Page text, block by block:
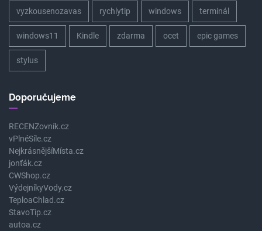
vyzkousenozavas rychlytip windows terminál
windows11 Kindle zdarma ocet epic games
stylus
Doporučujeme
RECENZovník.cz
vPlnéSíle.cz
NejkrásnějšíMísta.cz
jonťák.cz
CWShop.cz
VýdejníkyVody.cz
TeploaChlad.cz
StavoTip.cz
autoa.cz